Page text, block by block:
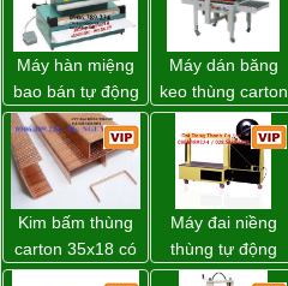
Máy hàn miệng
bao bán tự động
nhập khẩu
Taiwan
Máy dán băng
keo thùng carton
WP-5050RL
chính hãng
Kim bấm thùng
carton 35x18 có
sẵn giá rẻ toàn
Máy đai niềng
thùng tự động
DBA-80A Đài